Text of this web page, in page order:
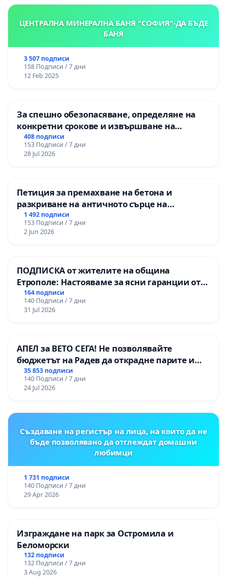
ЦЕНТРАЛНА МИНЕРАЛНА БАНЯ "СОФИЯ"-ДА БЪДЕ
БАНЯ
3 507 подписи
158 Подписи / 7 дни
12 Feb 2025
За спешно обезопасяване, определяне на
конкретни срокове и извършване на
цялостна рехабилитация на
републиканския път между пътен възел АМ
„Тракия“ - гр. Ихтиман - с. Мирово - к.к.
408 подписи
153 Подписи / 7 дни
28 Jul 2026
Петиция за премахване на бетона и
разкриване на античното сърце на
Могиланската могила във Враца
1 492 подписи
153 Подписи / 7 дни
2 Jun 2026
ПОДПИСКА от жителите на община
Етрополе: Настояваме за ясни гаранции от
“Елаците-МЕД” АД и от държавата, че ще се
изпълнят всички екологични норми!
164 подписи
140 Подписи / 7 дни
31 Jul 2026
АПЕЛ за ВЕТО СЕГА! Не позволявайте
бюджетът на Радев да открадне парите и
правата ни в тъмното
35 853 подписи
140 Подписи / 7 дни
24 Jul 2026
Създаване на регистър на лица, на които да не
бъде позволявано да отглеждат домашни
любимци
1 731 подписи
140 Подписи / 7 дни
29 Apr 2026
Изграждане на парк за Остромила и
Беломорски
132 подписи
132 Подписи / 7 дни
3 Aug 2026